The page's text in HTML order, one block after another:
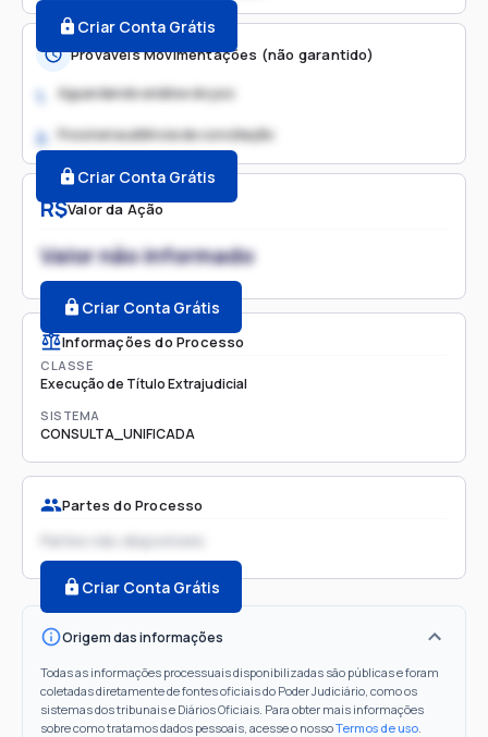
R$Valor da Ação
Valor não informado
Criar Conta Grátis
Informações do Processo
CLASSE
Execução de Título Extrajudicial
SISTEMA
CONSULTA_UNIFICADA
Partes do Processo
Partes não disponíveis
Criar Conta Grátis
Origem das informações
Todas as informações processuais disponibilizadas são públicas e foram
coletadas diretamente de fontes oficiais do Poder Judiciário, como os
sistemas dos tribunais e Diários Oficiais. Para obter mais informações
sobre como tratamos dados pessoais, acesse o nossoTermos de uso.
Criar Conta Grátis
Prováveis Movimentações (não garantido)
1. Aguardando análise do juiz
2. Possível audiência de conciliação
Criar Conta Grátis